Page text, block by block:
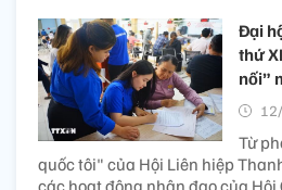
Đại
thứ
nối”
Từ
quốc tôi" của Hội Liên hiệp
các hoạt động nhân đạo của Hội